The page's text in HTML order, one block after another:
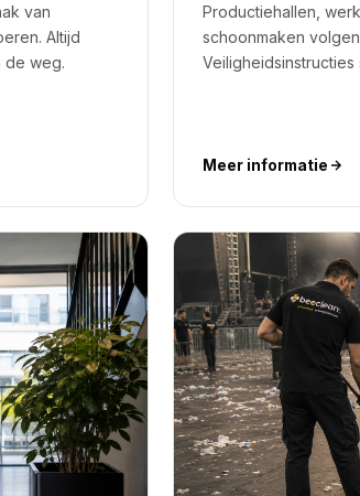
van
Altijd
de weg.
Productiehallen,
schoonmaken
Meer informatie